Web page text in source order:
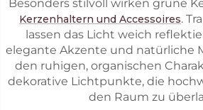
Besonders stilvoll wirken grüne
Kerzenhaltern und Accessoires.
lassen das Licht weich
elegante Akzente und natürliche
den ruhigen, organischen
dekorative Lichtpunkte, die
den Raum zu